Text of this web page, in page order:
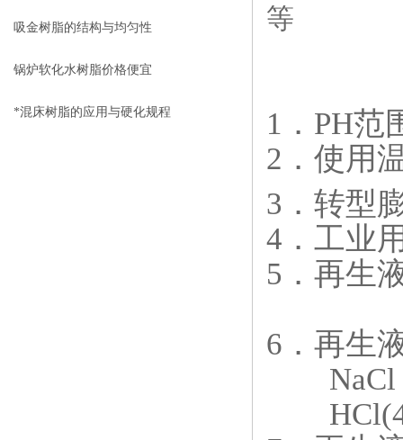
中的应用
吸金树脂的结构与均匀性
锅炉软化水树脂价格便宜
*混床树脂的应用与硬化规程
等
1．PH范
2．使用
3．转型
4．工业
5．再生
6．再生
NaCl（
HCl(4-